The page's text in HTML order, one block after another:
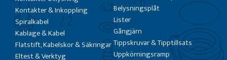
Kontakter & Inkoppling
Spiralkabel
Kablage & Kabel
Flatstift, Kabelskor & Säkringar
Eltest & Verktyg
Belysningsplåt
Lister
Gångjärn
Tippskruvar & Tipptillsats
Uppkörningsramp